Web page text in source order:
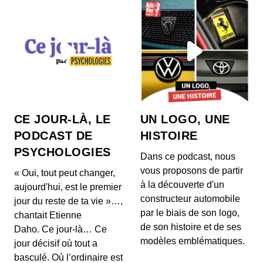
Pour en savoir plus sur les différents sujets de la
semaine : https://www.lesnumeriques.com/emiss...
#37 avec Océane Tremmel et Clément
Savary : « On a créé un deck virtuel
pour les streamers. »
00:35:47 - IL Y A 10 MOIS
Pour en savoir plus sur les différents sujets de la
semaine : https://www.lesnumeriques.com/emiss...
#36 avec Laurence Meunier : « Netflix
est un concurrent qu’on ne peut pas
éviter. »
00:32:14 - IL Y A 10 MOIS
Pour en savoir plus sur les différents sujets de la
semaine : https://www.lesnumeriques.com/emiss...
#35 avec Mathieu Dos Santos :
« Google est plombé par la partie
modem de ses Pixel 10. »
00:43:57 - IL Y A 11 MOIS
Pour en savoir plus sur les différents sujets de la
semaine : https://www.lesnumeriques.com/emiss...
CE JOUR-LÀ, LE
PODCAST DE
PSYCHOLOGIES
« Oui, tout peut changer,
aujourd'hui, est le premier
jour du reste de ta vie »…,
chantait Etienne
Daho. Ce jour-là… Ce
jour décisif où tout a
basculé. Où l’ordinaire est
UN LOGO, UNE
HISTOIRE
Dans ce podcast, nous
vous proposons de partir
à la découverte d'un
constructeur automobile
par le biais de son logo,
de son histoire et de ses
modèles emblématiques.